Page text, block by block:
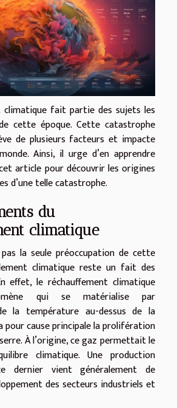
climatique fait partie des sujets les
cette époque. Cette catastrophe
de plusieurs facteurs et impacte
Ainsi, il urge d’en apprendre
article pour découvrir les origines
d’une telle catastrophe.
du
climatique
la seule préoccupation de cette
climatique reste un fait des
effet, le réchauffement climatique
qui se matérialise par
la température au-dessus de la
pour cause principale la prolifération
À l’origine, ce gaz permettait le
climatique. Une production
dernier vient généralement de
des secteurs industriels et